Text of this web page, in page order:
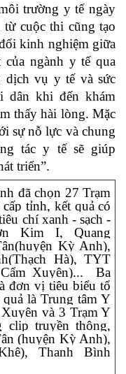
trường y tế ngày
cuộc thi cũng tạo
kinh nghiệm giữa
ngành y tế qua
dịch vụ y tế và sức
dân khi đến khám
thấy hài lòng. Mặc
sự nỗ lực và chung
tác y tế sẽ giúp
triển”.
đã chọn 27 Trạm
tỉnh, kết quả có
chí xanh - sạch -
Kim I, Quang
Kỳ Anh),
Hà), TYT
Xuyên)... Ba
đơn vị tiêu biểu tổ
là Trung tâm Y
và 3 Trạm Y
clip truyền thông,
(huyện Kỳ Anh),
Thanh Bình